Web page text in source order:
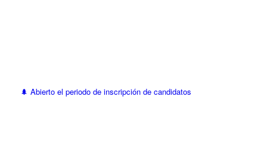
🌲 Abierto el periodo de inscripción de candidatos